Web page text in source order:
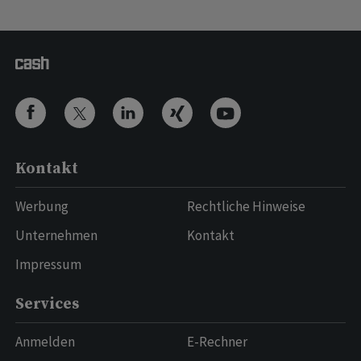
Kontakt
Werbung
Unternehmen
Impressum
Rechtliche Hinweise
Kontakt
Services
Anmelden
E-Rechner